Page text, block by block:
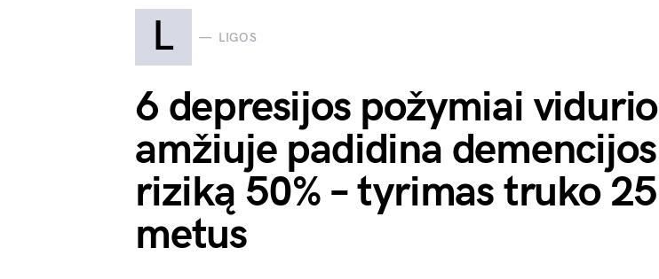
L LIGOS
6 depresijos požymiai vidurio
amžiuje padidina demencijos
riziką 50% – tyrimas truko 25
metus